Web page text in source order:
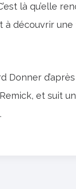
là qu’elle
à découvrir
Donner
et suit